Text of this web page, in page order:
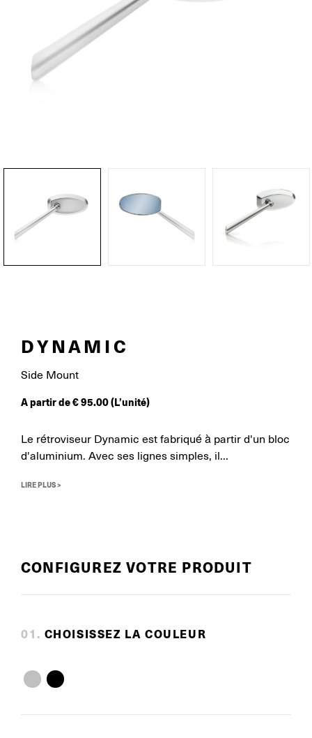
DYNAMIC
Side Mount
A partir de€95.00(L’unité)
Le rétroviseur Dynamic est fabriqué à partir d'un bloc
d'aluminium. Avec ses lignes simples, il...
LIRE PLUS >
CONFIGUREZ VOTRE PRODUIT
01 . CHOISISSEZ LA COULEUR